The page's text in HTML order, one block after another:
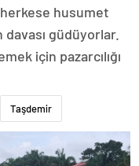
husumet
güdüyorlar.
için pazarcılığı
Taşdemir